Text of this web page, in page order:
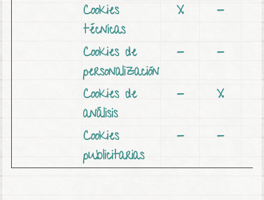
Cookies
técnicas
X -
Cookies de
personalización
- -
Cookies de
análisis
- X -
Cookies
publicitarias
- - -